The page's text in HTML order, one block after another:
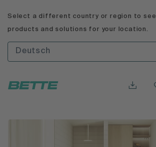
Select a different country or region to see
products and solutions for your location.
Deutsch